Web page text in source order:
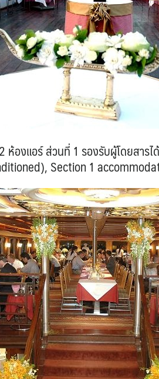
ห้องแอร์ ส่วนที่ 1 รองรับผู้โดยสาร
Section 1